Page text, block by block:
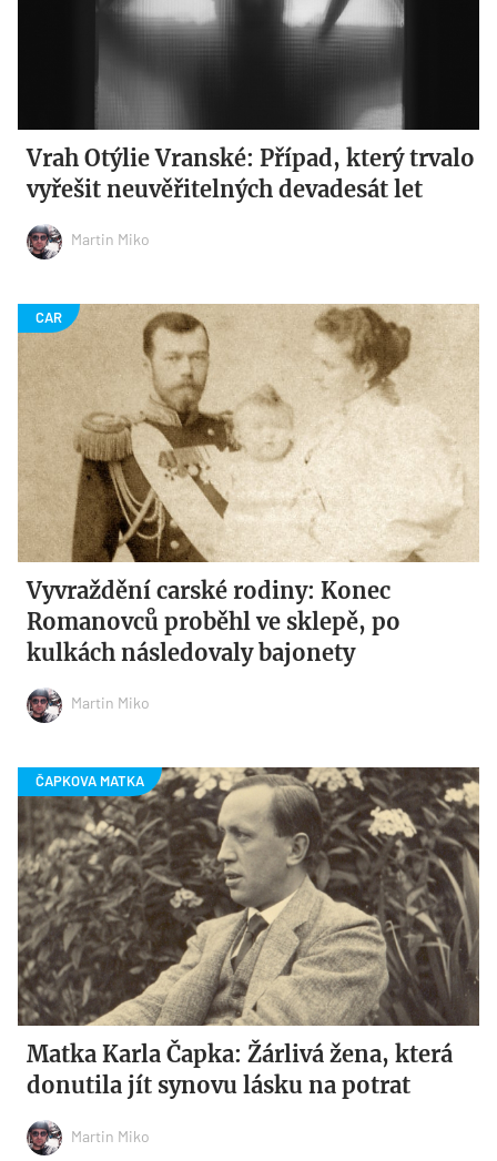
Vrah Otýlie Vranské: Případ, který trvalo
vyřešit neuvěřitelných devadesát let
Martin Miko
Vyvraždění carské rodiny: Konec
Romanovců proběhl ve sklepě, po
kulkách následovaly bajonety
Martin Miko
Matka Karla Čapka: Žárlivá žena, která
donutila jít synovu lásku na potrat
Martin Miko